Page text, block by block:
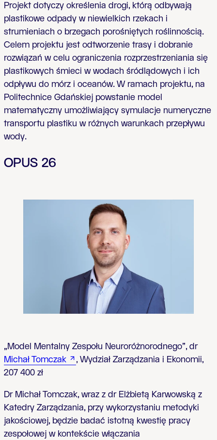
Projekt dotyczy określenia drogi, którą odbywają
plastikowe odpady w niewielkich rzekach i
strumieniach o brzegach porośniętych roślinnością.
Celem projektu jest odtworzenie trasy i dobranie
rozwiązań w celu ograniczenia rozprzestrzeniania się
plastikowych śmieci w wodach śródlądowych i ich
odpływu do mórz i oceanów. W ramach projektu, na
Politechnice Gdańskiej powstanie model
matematyczny umożliwiający symulacje numeryczne
transportu plastiku w różnych warunkach przepływu
wody.
OPUS 26
„Model Mentalny Zespołu Neuroróżnorodnego”, dr
Michał Tomczak
, Wydział Zarządzania i Ekonomii,
207 400 zł
Dr Michał Tomczak, wraz z dr Elżbietą Karwowską z
Katedry Zarządzania, przy wykorzystaniu metodyki
jakościowej, będzie badać istotną kwestię pracy
zespołowej w kontekście włączania